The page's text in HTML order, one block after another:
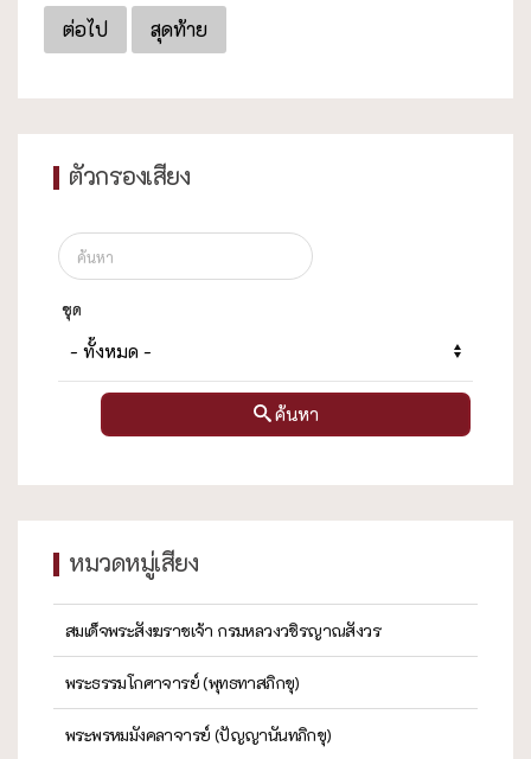
ต่อไป สุดท้าย
ตัวกรองเสียง
ชุด
ค้นหา
หมวดหมู่เสียง
สมเด็จพระสังฆราชเจ้า กรมหลวงวชิรญาณสังวร
พระธรรมโกศาจารย์ (พุทธทาสภิกขุ)
พระพรหมมังคลาจารย์ (ปัญญานันทภิกขุ)